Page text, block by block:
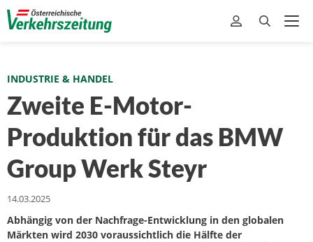
INDUSTRIE & HANDEL
Zweite E-Motor-
Produktion für das BMW
Group Werk Steyr
14.03.2025
Abhängig von der Nachfrage-Entwicklung in den globalen
Märkten wird 2030 voraussichtlich die Hälfte der